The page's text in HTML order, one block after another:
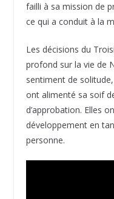
failli à sa mission de
ce qui a conduit à la
Les décisions du
profond sur la vie de
sentiment de
ont alimenté sa soif
d’approbation. Elles
développement en
personne.